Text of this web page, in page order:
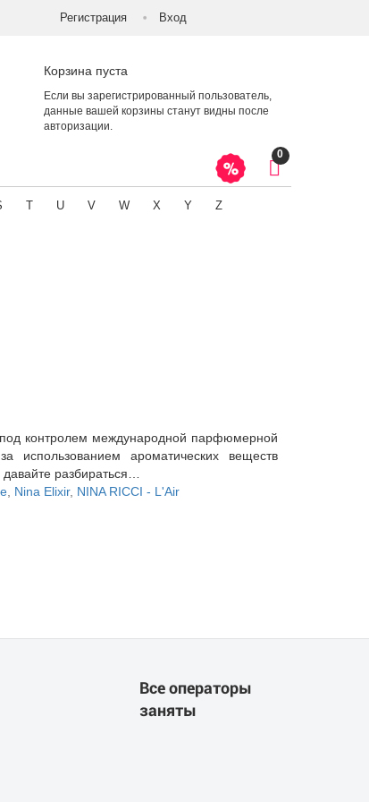
Регистрация Вход
Корзина пуста
Если вы зарегистрированный пользователь,
данные вашей корзины станут видны после
авторизации
0
T U V W X Y Z
контролем международной парфюмерной
использованием ароматических веществ
разбираться…
, Nina Elixir, NINA RICCI - L'Air
Все операторы
заняты